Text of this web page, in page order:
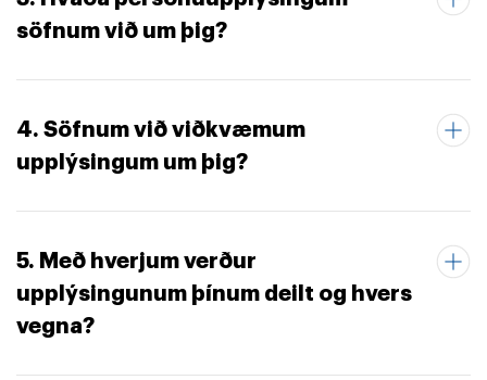
söfnum við um þig?
4. Söfnum við viðkvæmum
upplýsingum um þig?
5. Með hverjum verður
upplýsingunum þínum deilt og hvers
vegna?